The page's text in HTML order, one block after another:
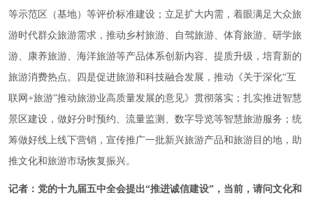
等示范区（基地）等评价标准建设；立足扩大内需，着眼满足大众旅
游时代群众旅游需求，推动乡村旅游、自驾旅游、体育旅游、研学旅
游、康养旅游、海洋旅游等产品体系创新内容、提质升级，培育新的
旅游消费热点。四是促进旅游和科技融合发展，推动《关于深化“互
联网+旅游”推动旅游业高质量发展的意见》贯彻落实；扎实推进智慧
景区建设，做好分时预约、流量监测、数字导览等智慧旅游服务；统
筹做好线上线下营销，宣传推广一批新兴旅游产品和旅游目的地，助
推文化和旅游市场恢复振兴。
记者：党的十九届五中全会提出“推进诚信建设”，当前，请问文化和